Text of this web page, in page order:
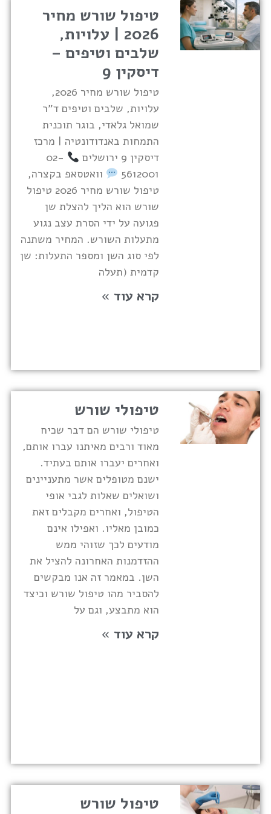
טיפול שורש מחיר
2026 | עלויות,
שלבים וטיפים –
דיסקין 9
טיפול שורש מחיר 2026,
עלויות, שלבים וטיפים ד"ר
שמואל גלאדי, בוגר תוכנית
התמחות באנדודונטיה | מרכז
דיסקין 9 ירושלים
02-
5612001
וואטסאפ בקצרה,
טיפול שורש מחיר 2026 טיפול
שורש הוא הליך להצלת שן
פגועה על ידי הסרת עצב נגוע
מתעלות השורש. המחיר משתנה
לפי סוג השן ומספר התעלות: שן
קדמית (תעלה
קרא עוד »
טיפולי שורש
טיפולי שורש הם דבר שכיח
מאוד ורבים מאיתנו עברו אותם,
ואחרים יעברו אותם בעתיד.
ישנם מטופלים אשר מתעניינים
ושואלים שאלות לגבי אופי
הטיפול, ואחרים מקבלים זאת
כמובן מאליו. ואפילו אינם
מודעים לכך שזוהי ממש
ההזדמנות האחרונה להציל את
השן. במאמר זה אנו מבקשים
להסביר מהו טיפול שורש וכיצד
הוא מתבצע, וגם על
קרא עוד »
טיפול שורש